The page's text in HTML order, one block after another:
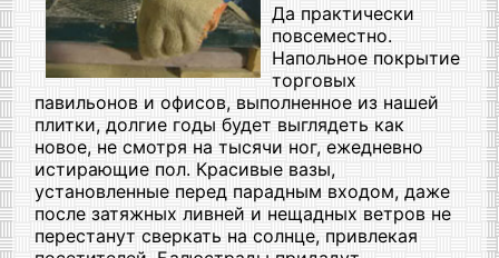
Да практически
повсеместно.
Напольное покрытие
торговых
павильонов и офисов, выполненное из нашей
плитки, долгие годы будет выглядеть как
новое, не смотря на тысячи ног, ежедневно
истирающие пол. Красивые вазы,
установленные перед парадным входом, даже
после затяжных ливней и нещадных ветров не
перестанут сверкать на солнце, привлекая